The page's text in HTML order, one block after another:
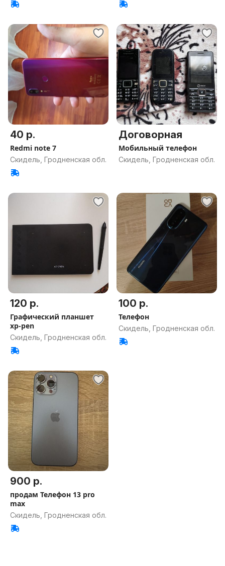
40 р.
Redmi note 7
Скидель, Гродненская обл.
Договорная
Мобильный телефон
Скидель, Гродненская обл.
120 р.
Графический планшет
xp-pen
Скидель, Гродненская обл.
100 р.
Телефон
Скидель, Гродненская обл.
900 р.
продам Телефон 13 pro
max
Скидель, Гродненская обл.